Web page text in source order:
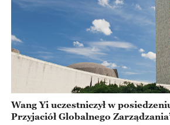
Wang Yi uczestniczył w
Przyjaciół Globalnego